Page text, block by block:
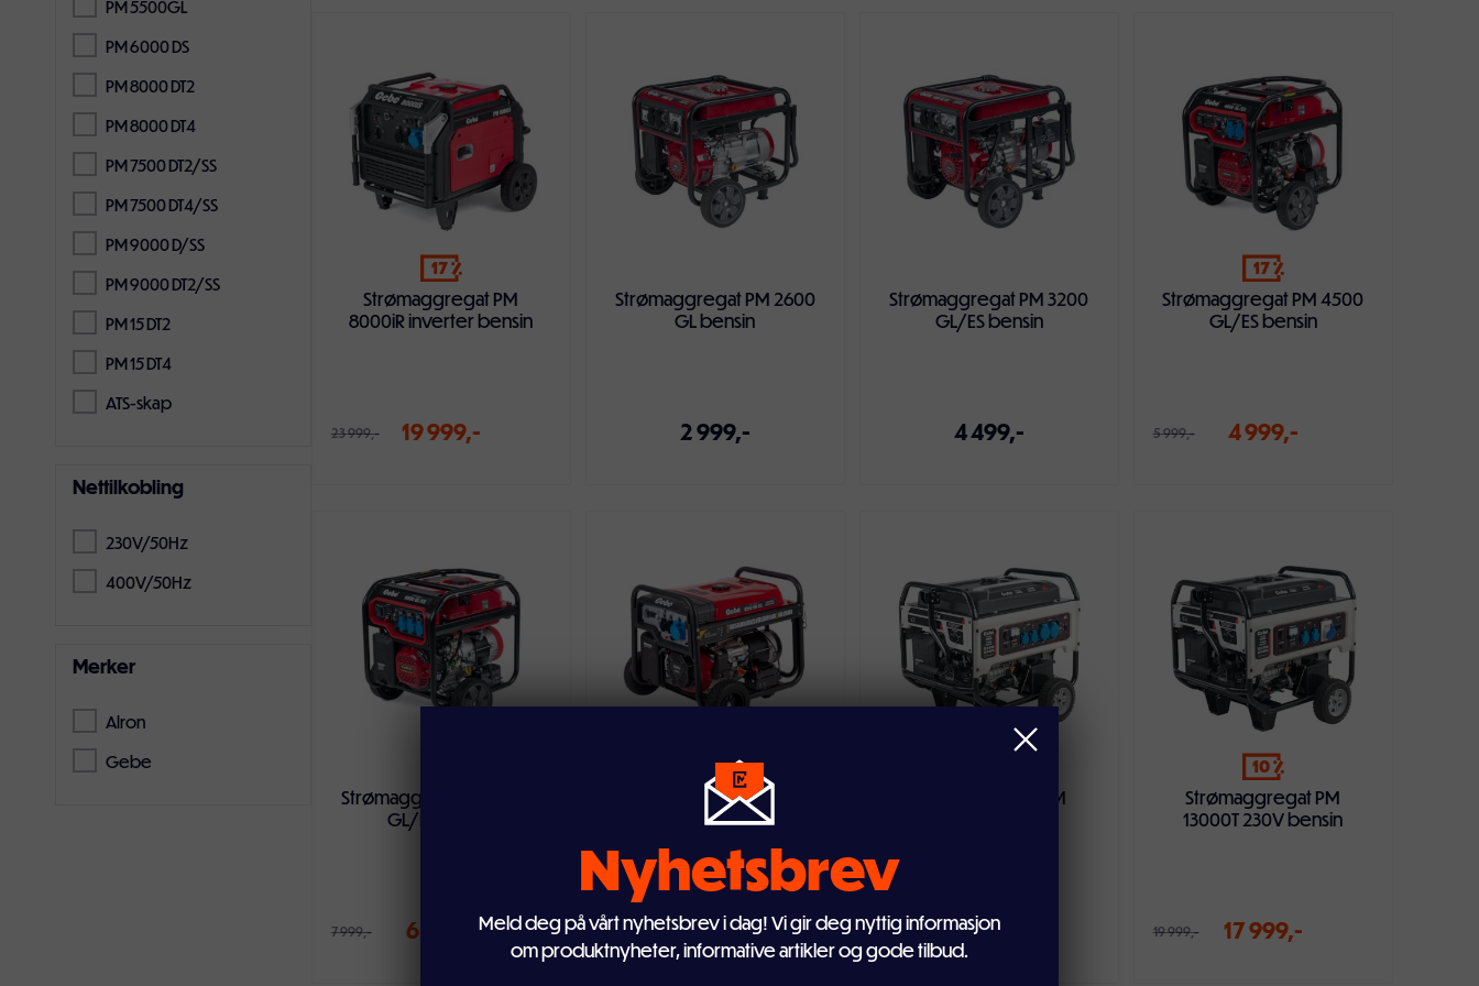
PM 5500GL
PM 6000 DS
PM 8000 DT2
PM 8000 DT4
PM 7500 DT2/SS
PM 7500 DT4/SS
PM 9000 D/SS
PM 9000 DT2/SS
PM 15 DT2
PM 15 DT4
ATS-skap
Nettilkobling
230V/50Hz
400V/50Hz
Merker
Alron
Gebe
17
Strømaggregat PM
8000iR inverter bensin
23 999,- 19 999,-
Strømaggregat PM 2600
GL bensin
2 999,-
Strømaggregat PM 3200
GL/ES bensin
4 499,-
17
Strømaggregat PM 4500
GL/ES bensin
5 999,- 4 999,-
Strømaggregat PM 6500
GL/ES bensin
7 999,- 6 999,-
17
Strømaggregat PM 8500
GR/ES bensin
11 999,- 9 999,-
Strømaggregat PM
17 999,-
10
Strømaggregat PM
13000T 230V bensin
19 999,- 17 999,-
Nyhetsbrev
Meld deg på vårt nyhetsbrev i dag! Vi gir deg nyttig informasjon
om produktnyheter, informative artikler og gode tilbud.